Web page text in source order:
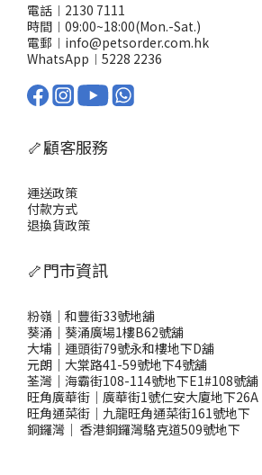
電話︱2130 7111
時間︱09:00~18:00(Mon.-Sat.)
電郵︱info@petsorder.com.hk
WhatsApp︱ 5228 2236
🦴顧客服務
運送政策
付款方式
退換貨政策
🦴門市資訊
粉嶺｜和豐街33號地舖
葵涌｜葵涌廣場1樓B62號舖
大埔｜運頭街79號永和樓地下D舖
元朗｜大棠路41-59號地下4號舖
荃灣｜海霸街108-114號地下E1#108號舖
旺角廣華街｜廣華街1號仁安大廈地下26A
旺角通菜街｜九龍旺角通菜街161號地下
銅鑼灣 ｜ 香港銅鑼灣駱克道509號地下